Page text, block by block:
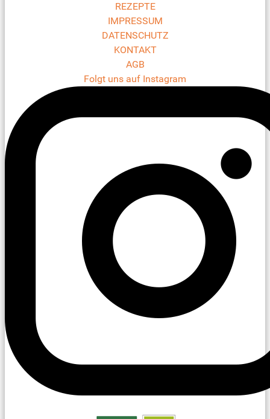
REZEPTE
IMPRESSUM
DATENSCHUTZ
KONTAKT
AGB
Folgt uns auf Instagram